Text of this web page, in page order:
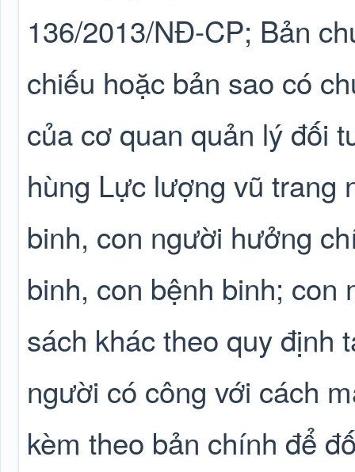
136/2013/NĐ-CP; Bản
chiếu hoặc bản sao có
của cơ quan quản lý đối
hùng Lực lượng vũ trang
binh, con người hưởng
binh, con bệnh binh;
sách khác theo quy định
người có công với cách
kèm theo bản chính để